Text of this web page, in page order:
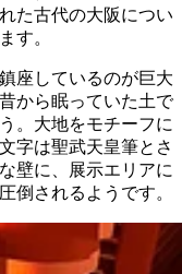
た古代の大阪につい
す。
座しているのが巨大
から眠っていた土で
。大地をモチーフに
字は聖武天皇筆とさ
壁に、展示エリアに
倒されるようです。